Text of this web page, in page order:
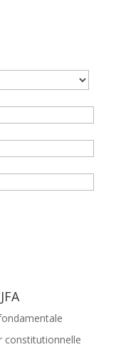
constitutionnelle